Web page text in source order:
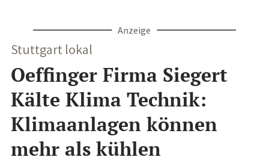
Anzeige
Stuttgart lokal
Oeffinger Firma Siegert
Kälte Klima Technik:
Klimaanlagen können
mehr als kühlen